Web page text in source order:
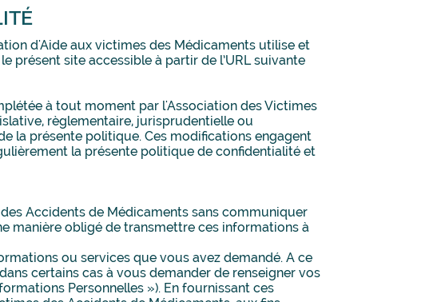
d'Aide aux victimes des Médicaments utilise et
présent site accessible à partir de l’URL suivante
à tout moment par l'Association des Victimes
règlementaire, jurisprudentielle ou
la présente politique. Ces modifications engagent
la présente politique de confidentialité et
Accidents de Médicaments sans communiquer
manière obligé de transmettre ces informations à
ou services que vous avez demandé. A ce
certains cas à vous demander de renseigner vos
Personnelles »). En fournissant ces